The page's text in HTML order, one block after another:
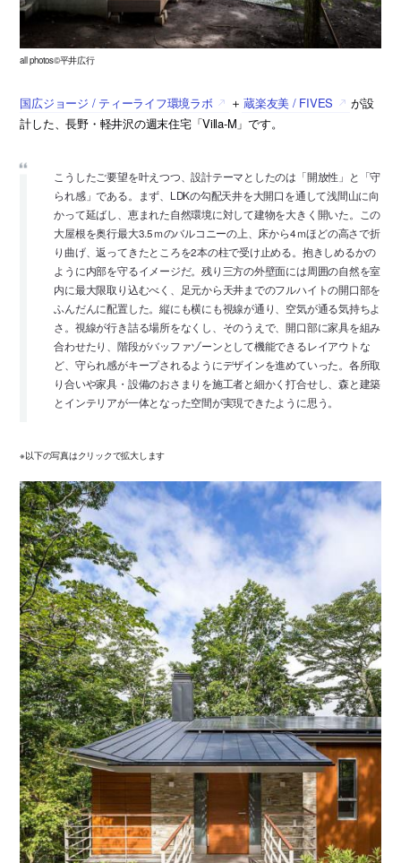
all photos©平井広行
国広ジョージ / ティーライフ環境ラボ ＋ 蔵楽友美 / FIVES
が設
計した、長野・軽井沢の週末住宅「Villa-M」です。
こうしたご要望を叶えつつ、設計テーマとしたのは「開放性」と「守
られ感」である。まず、LDKの勾配天井を大開口を通して浅間山に向
かって延ばし、恵まれた自然環境に対して建物を大きく開いた。この
大屋根を奥行最大3.5ｍのバルコニーの上、床から4ｍほどの高さで折
り曲げ、返ってきたところを2本の柱で受け止める。抱きしめるかの
ように内部を守るイメージだ。残り三方の外壁面には周囲の自然を室
内に最大限取り込むべく、足元から天井までのフルハイトの開口部を
ふんだんに配置した。縦にも横にも視線が通り、空気が通る気持ちよ
さ。視線が行き詰る場所をなくし、そのうえで、開口部に家具を組み
合わせたり、階段がバッファゾーンとして機能できるレイアウトな
ど、守られ感がキープされるようにデザインを進めていった。各所取
り合いや家具・設備のおさまりを施工者と細かく打合せし、森と建築
とインテリアが一体となった空間が実現できたように思う。
※以下の写真はクリックで拡大します